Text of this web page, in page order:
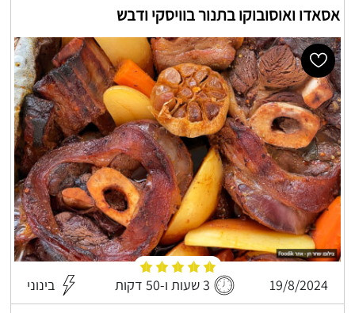
אסאדו ואוסובוקו בתנור בוויסקי ודבש
19/8/2024 3 שעות ו-50 דקות בינוני